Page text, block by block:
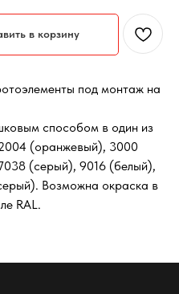
в корзину
под монтаж на
способом в один из
(оранжевый), 3000
(серый), 9016 (белый),
Возможна окраска в
RAL.